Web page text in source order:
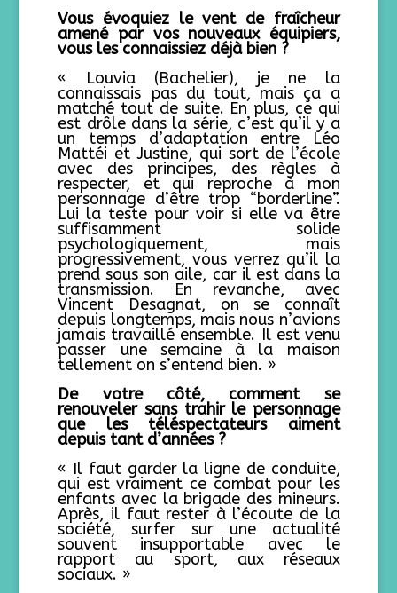
Vous évoquiez le vent de fraîcheur
amené par vos nouveaux équipiers,
vous les connaissiez déjà bien ?
« Louvia (Bachelier), je ne la
connaissais pas du tout, mais ça a
matché tout de suite. En plus, ce qui
est drôle dans la série, c’est qu’il y a
un temps d’adaptation entre Léo
Mattéi et Justine, qui sort de l’école
avec des principes, des règles à
respecter, et qui reproche à mon
personnage d’être trop “borderline”.
Lui la teste pour voir si elle va être
suffisamment solide
psychologiquement, mais
progressivement, vous verrez qu’il la
prend sous son aile, car il est dans la
transmission. En revanche, avec
Vincent Desagnat, on se connaît
depuis longtemps, mais nous n’avions
jamais travaillé ensemble. Il est venu
passer une semaine à la maison
tellement on s’entend bien. »
De votre côté, comment se
renouveler sans trahir le personnage
que les téléspectateurs aiment
depuis tant d’années ?
« Il faut garder la ligne de conduite,
qui est vraiment ce combat pour les
enfants avec la brigade des mineurs.
Après, il faut rester à l’écoute de la
société, surfer sur une actualité
souvent insupportable avec le
rapport au sport, aux réseaux
sociaux. »